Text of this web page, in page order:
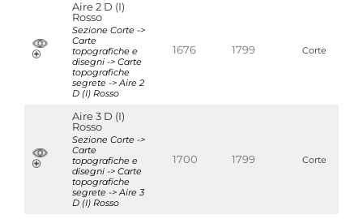
Aire 2 D (I)
Rosso
Sezione Corte ->
Carte
topografiche e
disegni -> Carte
topografiche
segrete -> Aire 2
D (I) Rosso
1676 1799 Corte
Aire 3 D (I)
Rosso
Sezione Corte ->
Carte
topografiche e
disegni -> Carte
topografiche
segrete -> Aire 3
D (I) Rosso
1700 1799 Corte